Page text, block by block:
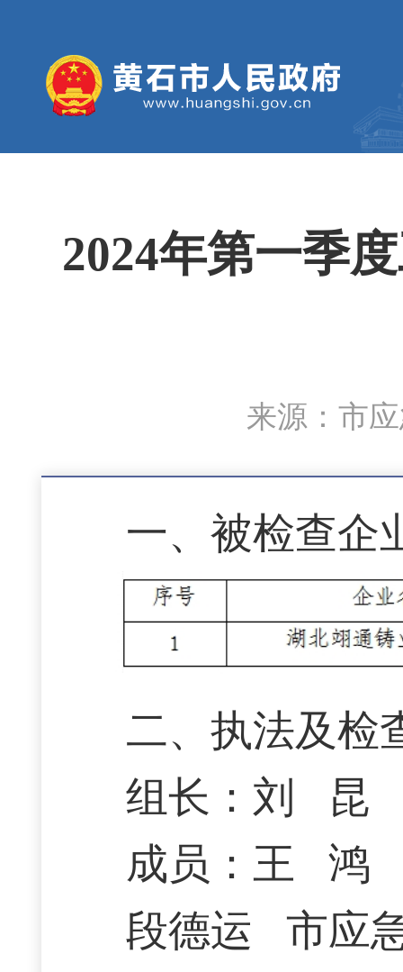
2024年第一季
来源：市
一、被检查企
二、执法及检
组长：刘 昆
成员：王 鸿
段德运 市应